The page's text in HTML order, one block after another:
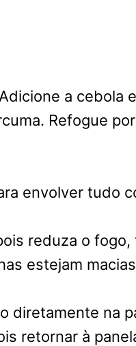
a cebola
Refogue
envolver tudo
reduza o
estejam
diretamente na
retornar à